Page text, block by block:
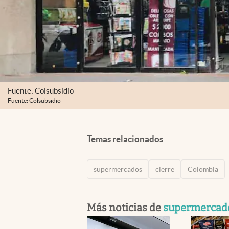
Fuente: Colsubsidio
Fuente: Colsubsidio
Temas relacionados
supermercados cierre Colombia
Más noticias de